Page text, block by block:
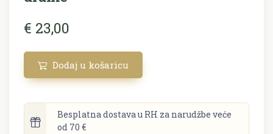
€ 23,00
Dodaj u košaricu
Besplatna dostava u RH za narudžbe veće
od 70 €